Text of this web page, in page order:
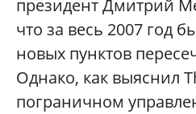
президент Дмитрий
что за весь 2007 год
новых пунктов
Однако, как выяснил
пограничном